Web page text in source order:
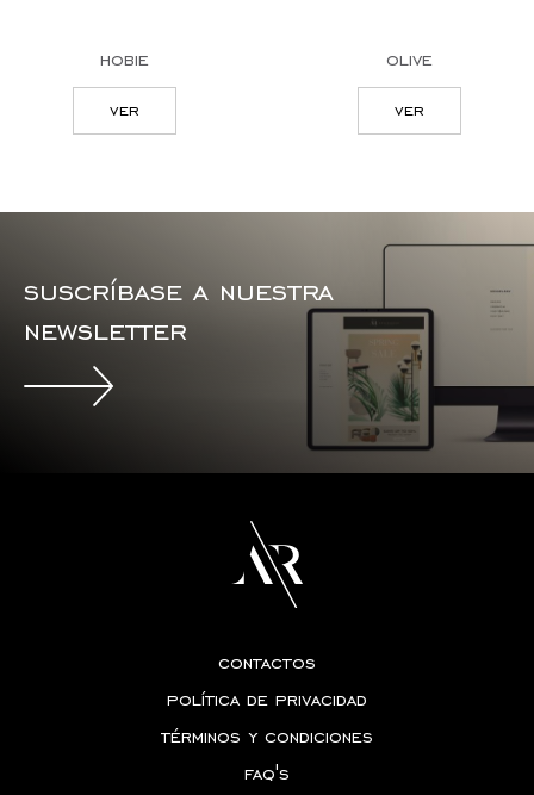
hobie
ver
olive
ver
suscríbase a nuestra
newsletter
contactos
política de privacidad
términos y condiciones
faq's